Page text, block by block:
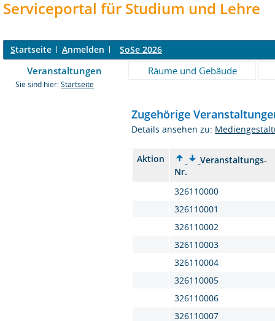
Serviceportal für Studium und Lehre
Startseite Anmelden SoSe 2026
Veranstaltungen Räume und Gebäude
Sie sind hier: Startseite
Zugehörige
Details ansehen zu:
Aktion
Veranstaltungs-
Nr.
326110000
326110001
326110002
326110003
326110004
326110005
326110006
326110007